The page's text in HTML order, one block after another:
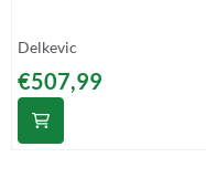
Merk:
Delkevic
Prijs: 507,99
€507,99